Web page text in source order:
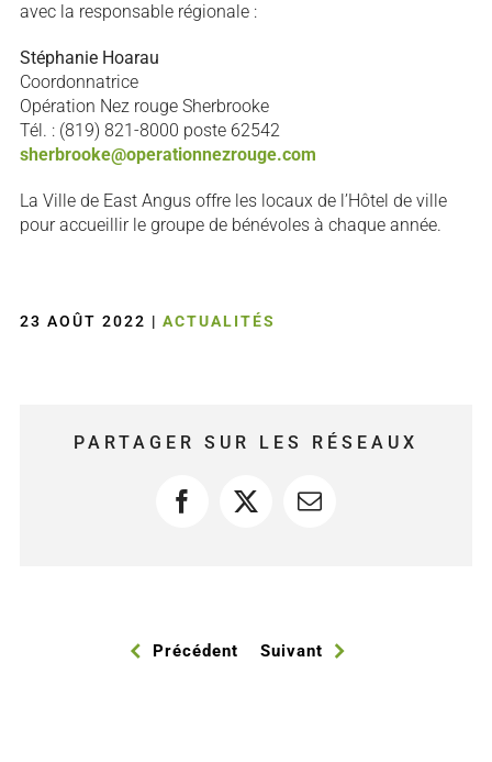
avec la responsable régionale :
Stéphanie Hoarau
Coordonnatrice
Opération Nez rouge Sherbrooke
Tél. : (819) 821-8000 poste 62542
sherbrooke@operationnezrouge.com
La Ville de East Angus offre les locaux de l’Hôtel de ville
pour accueillir le groupe de bénévoles à chaque année.
23 AOÛT 2022 | ACTUALITÉS
PARTAGER SUR LES RÉSEAUX
Facebook
X Courriel
Précédent Suivant